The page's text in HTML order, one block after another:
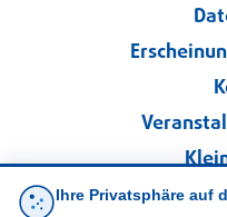
Ihre Privatsphäre auf